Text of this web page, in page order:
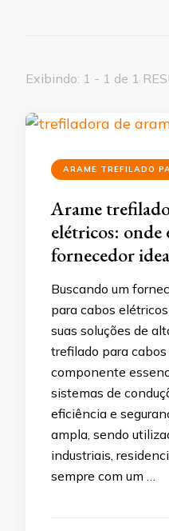
Exibindo: 1 - 1 de 1
ARAME TREFILADO
Arame
elétricos:
fornecedor
Buscando um
para cabos
suas soluções de
trefilado para
componente
sistemas de
eficiência e
ampla, sendo
industriais,
sempre com um …